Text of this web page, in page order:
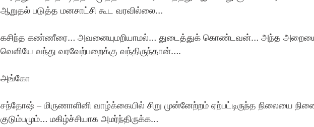
ஆறுதல் படுத்த மனசாட்சி கூட வரவில்லை…
கசிந்த கண்ணீரை… அவனையுமறியாமல்… துடைத்துக் கொண்டவன்… அந்த அறையை
வெளியே வந்து வரவேற்பறைக்கு வந்திருந்தான்….
அங்கோ
சந்தோஷ் – மிருணாளினி வாழ்க்கையில் சிறு முன்னேற்றம் ஏற்பட்டிருந்த நிலையை
குடும்பமும்… மகிழ்ச்சியாக அமர்ந்திருக்க…